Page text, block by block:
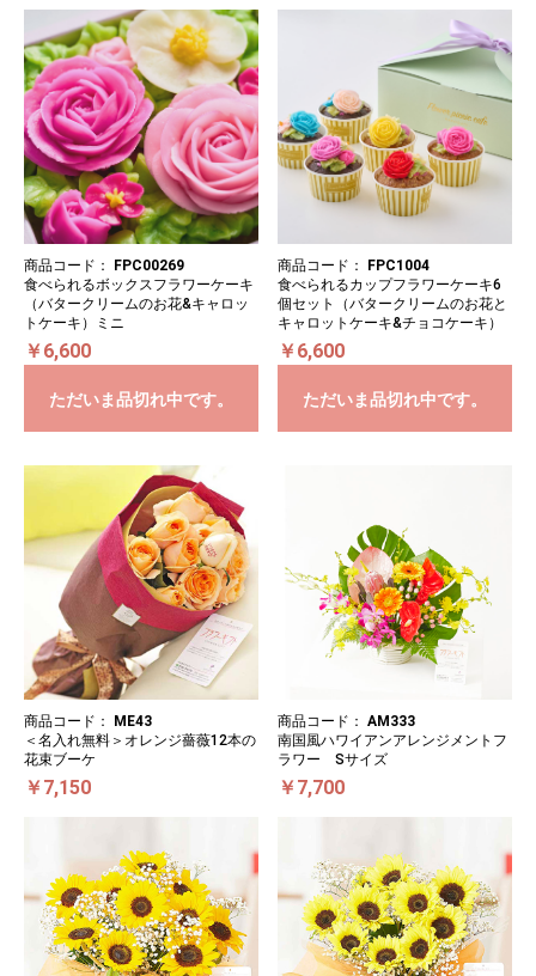
商品コード：
FPC00269
食べられるボックスフラワーケーキ
（バタークリームのお花&キャロッ
トケーキ）ミニ
￥6,600
ただいま品切れ中です。
商品コード：
FPC1004
食べられるカップフラワーケーキ6
個セット（バタークリームのお花と
キャロットケーキ&チョコケーキ）
￥6,600
ただいま品切れ中です。
商品コード：
ME43
＜名入れ無料＞オレンジ薔薇12本の
花束ブーケ
￥7,150
商品コード： AM333
南国風ハワイアンアレンジメントフ
ラワー Sサイズ
￥7,700